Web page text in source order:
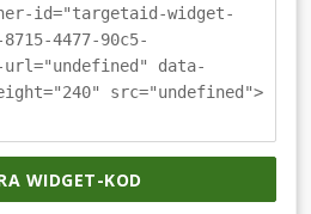
id="targetaid-widget-
4477-90c5-
url="undefined" data-
src="undefined">
WIDGET-KOD